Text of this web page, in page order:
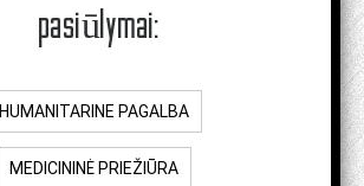
pasiūlymai:
HUMANITARINE PAGALBA
MEDICININĖ PRIEŽIŪRA